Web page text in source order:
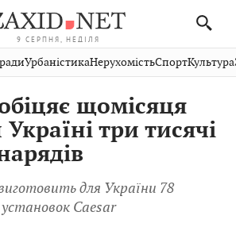
9 СЕРПНЯ, НЕДІЛЯ
Хмельницький
Публікації
Авто СловкоКультура
Кіно Дім СпортКраєзнавство
ФотоОсвітаНерухомість
Домашні
УрбаністикаНерухомістьСпортКультура
щомісяця
три тисячі
для України 78
Caesar